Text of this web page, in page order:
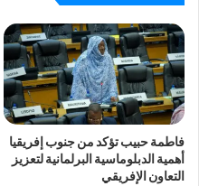
فاطمة حبيب تؤكد من جنوب إفريقيا
أهمية الدبلوماسية البرلمانية لتعزيز
التعاون الإفريقي